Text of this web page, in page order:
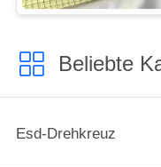
Beliebte
Esd-Drehkreuz